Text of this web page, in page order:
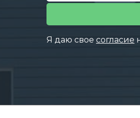
Я даю свое согласие